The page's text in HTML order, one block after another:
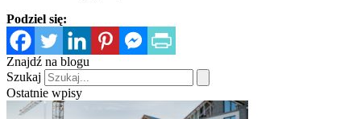
Podziel się:
Znajdź na blogu
Szukaj
Ostatnie wpisy